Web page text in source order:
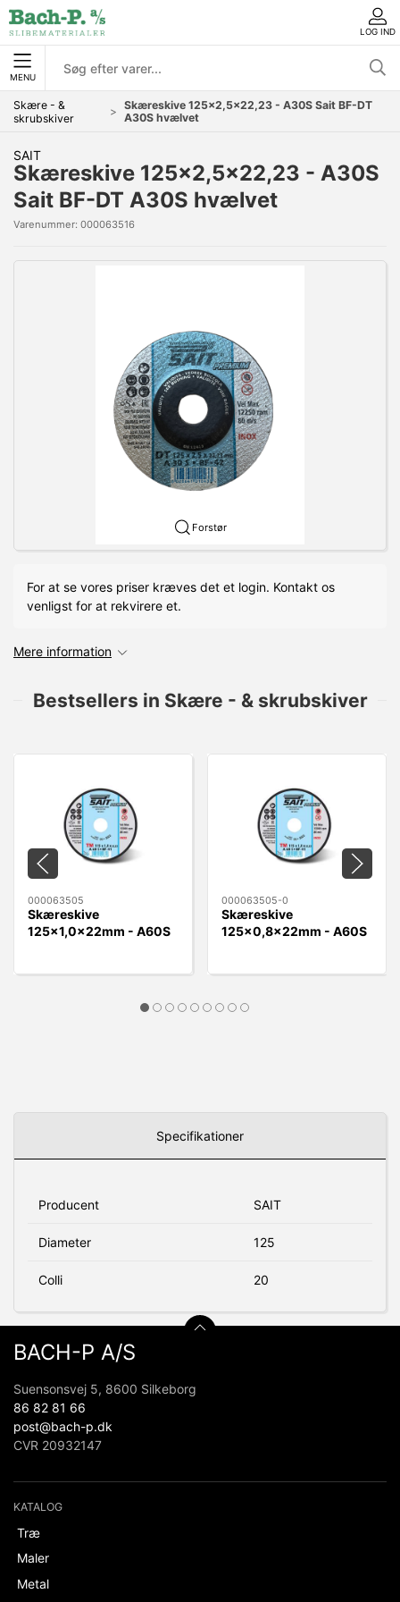
LOG IND
MENU
Skære - &
skrubskiver
Skæreskive 125x2,5x22,23 - A30S Sait BF-DT
A30S hvælvet
SAIT
Skæreskive 125x2,5x22,23 - A30S
Sait BF-DT A30S hvælvet
Varenummer: 000063516
Forstør
For at se vores priser kræves det et login. Kontakt os
venligst for at rekvirere et.
Mere information
Bestsellers in Skære - & skrubskiver
000063505
Skæreskive
125x1,0x22mm - A60S
000063505-0
Skæreskive
125x0,8x22mm - A60S
Specifikationer
Producent SAIT
Diameter 125
Colli 20
BACH-P A/S
Suensonsvej 5, 8600 Silkeborg
86 82 81 66
post@bach-p.dk
CVR 20932147
KATALOG
Træ
Maler
Metal